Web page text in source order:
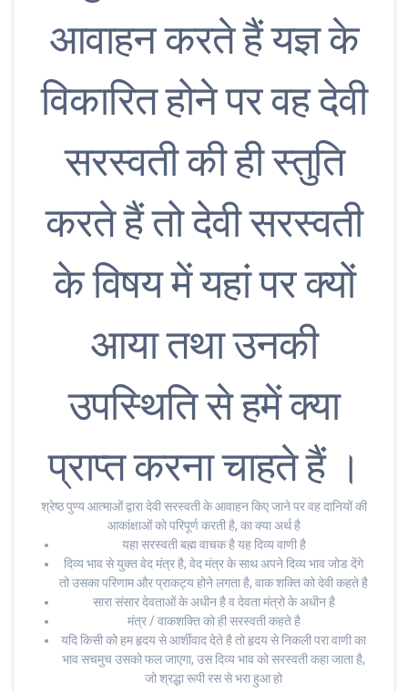
आवाहन करते हैं यज्ञ के
विकारित होने पर वह देवी
सरस्वती की ही स्तुति
करते हैं तो देवी सरस्वती
के विषय में यहां पर क्यों
आया तथा उनकी
उपस्थिति से हमें क्या
प्राप्त करना चाहते हैं ।
श्रेष्ठ पुण्य आत्माओं द्वारा देवी सरस्वती के आवाहन किए जाने पर वह दानियों की
आकांक्षाओं को परिपूर्ण करती है, का क्या अर्थ है
यहा सरस्वती बह्म वाचक है यह दिव्य वाणी है
दिव्य भाव से युक्त वेद मंत्र है, वेद मंत्र के साथ अपने दिव्य भाव जोड देंगे
तो उसका परिणाम और प्राकट्य होने लगता है, वाक शक्ति को देवी कहते है
सारा संसार देवताओं के अधीन है व देवता मंत्रो के अधीन है
मंत्र / वाकशक्ति को ही सरस्वती कहते है
यदि किसी को हम हृदय से आर्शीवाद देते है तो हृदय से निकली परा वाणी का
भाव सचमुच उसको फल जाएगा, उस दिव्य भाव को सरस्वती कहा जाता है,
जो श्रद्धा रूपी रस से भरा हुआ हो